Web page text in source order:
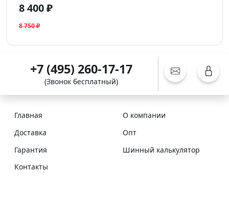
8 400 ₽
8 750 ₽
+7 (495) 260-17-17
(Звонок бесплатный)
Главная
О компании
Доставка
Опт
Гарантия
Шинный калькулятор
Контакты